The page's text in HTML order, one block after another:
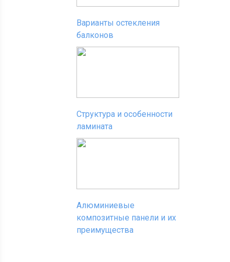
Варианты остекления
балконов
Структура и особенности
ламината
Алюминиевые
композитные панели и их
преимущества